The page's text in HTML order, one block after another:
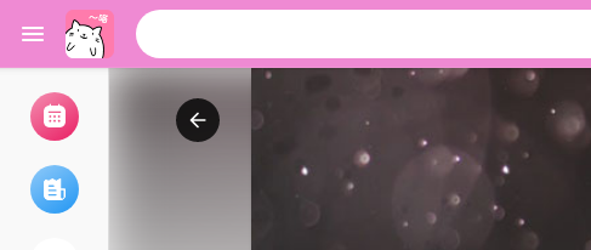
我的活动